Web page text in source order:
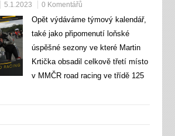
5.1.2023 0 Komentářů
Opět výdáváme týmový kalendář,
také jako připomenutí loňské
úspěšné sezony ve které Martin
Krtička obsadil celkově třetí místo
v MMČR road racing ve třídě 125